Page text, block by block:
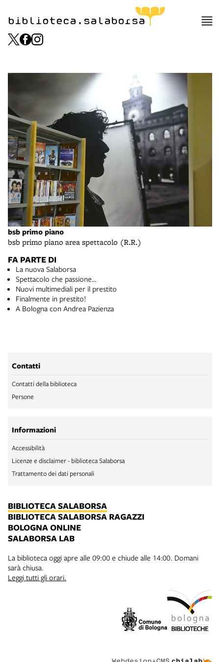
biblioteca.salaborsa
bsb primo piano
bsb primo piano area spettacolo (R.R.)
FA PARTE DI
La nuova Salaborsa
Spettacolo che passione…
Nuovi multimediali per il prestito
Finalmente in prestito!
A Bologna con Andrea Pazienza
Contatti
Contatti della biblioteca
Persone
Informazioni
Accessibilità
Licenze e disclaimer - biblioteca Salaborsa
Trattamento dei dati personali
BIBLIOTECA SALABORSA
BIBLIOTECA SALABORSA RAGAZZI
BOLOGNA ONLINE
SALABORSA LAB
La biblioteca oggi apre alle 09:00 e chiude alle 14:00. Domani
sarà chiusa.
Leggi tutti gli orari.